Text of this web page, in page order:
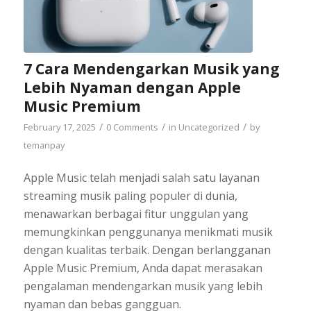
7 Cara Mendengarkan Musik yang
Lebih Nyaman dengan Apple
Music Premium
February 17, 2025 / 0 Comments / in Uncategorized / by
temanpay
Apple Music telah menjadi salah satu layanan
streaming musik paling populer di dunia,
menawarkan berbagai fitur unggulan yang
memungkinkan penggunanya menikmati musik
dengan kualitas terbaik. Dengan berlangganan
Apple Music Premium, Anda dapat merasakan
pengalaman mendengarkan musik yang lebih
nyaman dan bebas gangguan.